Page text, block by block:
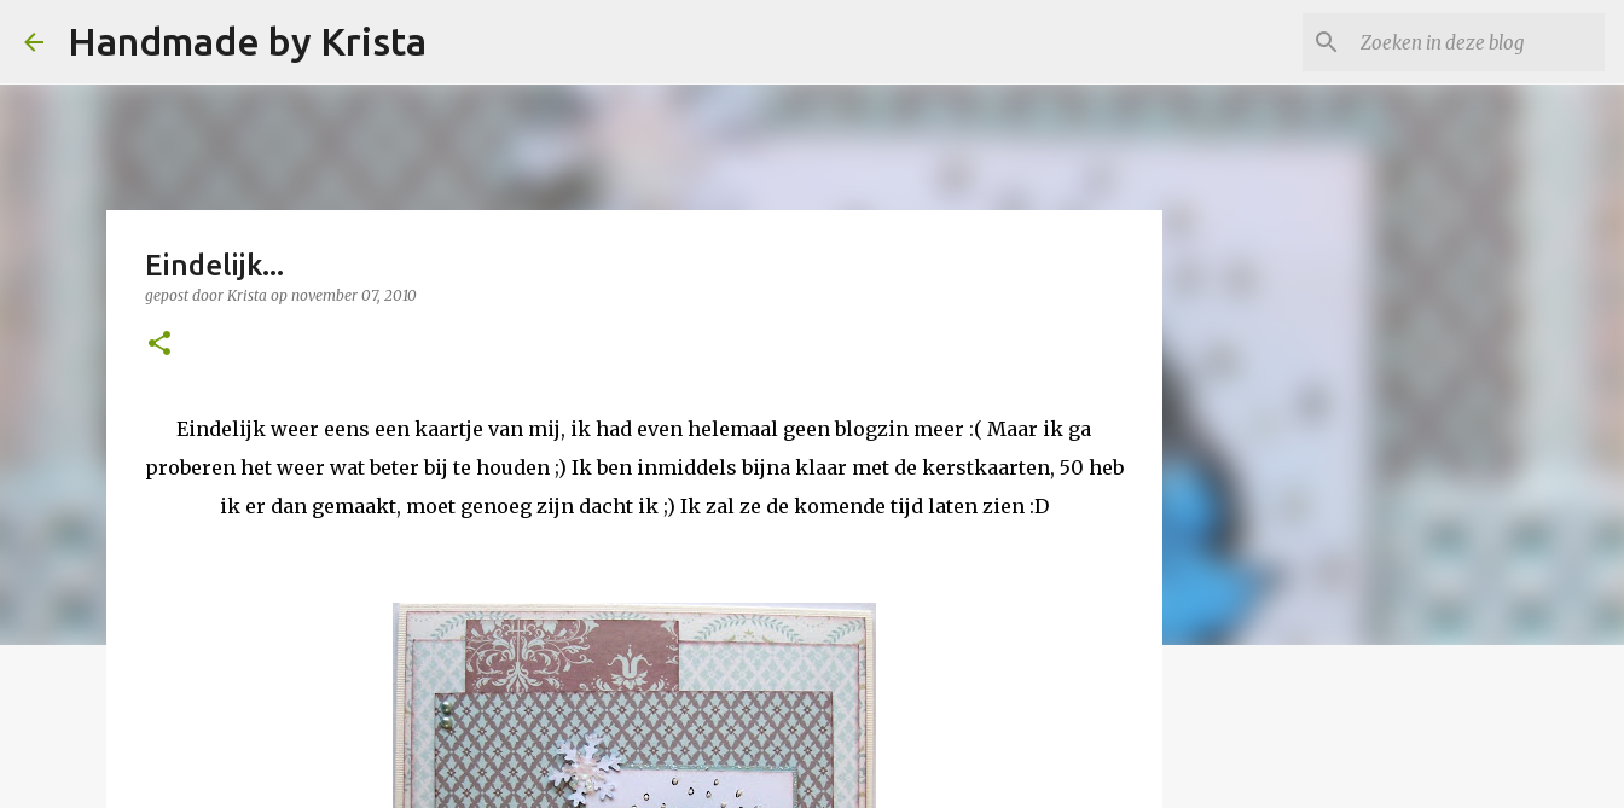
Handmade by Krista
Eindelijk...
gepost door Krista op november 07, 2010
Eindelijk weer eens een kaartje van mij, ik had even helemaal geen blogzin meer :( Maar ik ga
proberen het weer wat beter bij te houden ;) Ik ben inmiddels bijna klaar met de kerstkaarten, 50 heb
ik er dan gemaakt, moet genoeg zijn dacht ik ;) Ik zal ze de komende tijd laten zien :D